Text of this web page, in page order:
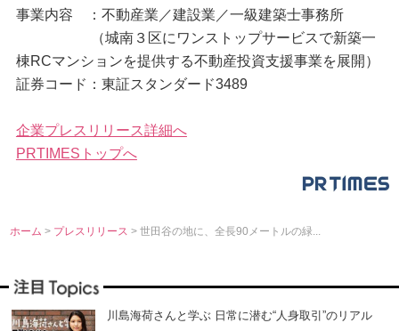
事業内容 ：不動産業／建設業／一級建築士事務所
（城南３区にワンストップサービスで新築一
棟RCマンションを提供する不動産投資支援事業を展開）
証券コード：東証スタンダード3489
企業プレスリリース詳細へ
PRTIMESトップへ
ホーム > プレスリリース> 世田谷の地に、全長90メートルの緑...
川島海荷さんと学ぶ 日常に潜む“人身取引”のリアル